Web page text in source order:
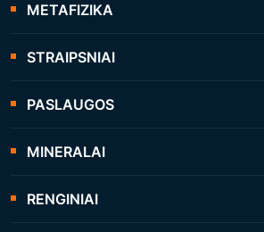
METAFIZIKA
STRAIPSNIAI
PASLAUGOS
MINERALAI
RENGINIAI